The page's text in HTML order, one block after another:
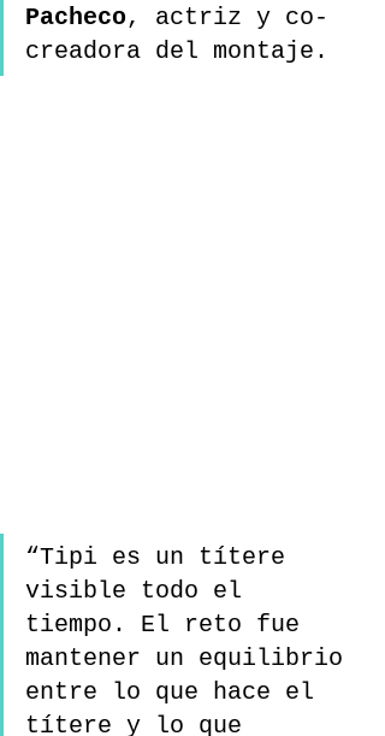
Pacheco, actriz y co-
creadora del montaje.
“Tipi es un títere
visible todo el
tiempo. El reto fue
mantener un equilibrio
entre lo que hace el
títere y lo que